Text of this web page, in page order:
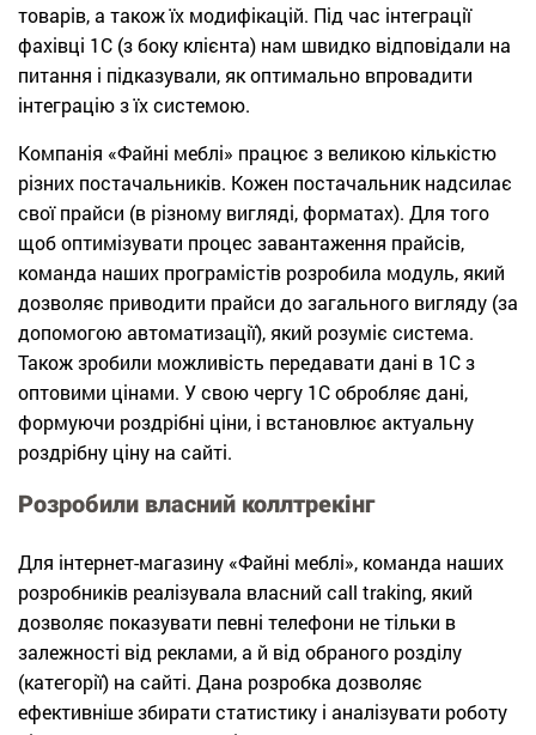
товарів, а також їх модифікацій. Під час інтеграції
фахівці 1С (з боку клієнта) нам швидко відповідали на
питання і підказували, як оптимально впровадити
інтеграцію з їх системою.
Компанія «Файні меблі» працює з великою кількістю
різних постачальників. Кожен постачальник надсилає
свої прайси (в різному вигляді, форматах). Для того
щоб оптимізувати процес завантаження прайсів,
команда наших програмістів розробила модуль, який
дозволяє приводити прайси до загального вигляду (за
допомогою автоматизації), який розуміє система.
Також зробили можливість передавати дані в 1С з
оптовими цінами. У свою чергу 1С обробляє дані,
формуючи роздрібні ціни, і встановлює актуальну
роздрібну ціну на сайті.
Розробили власний коллтрекінг
Для інтернет-магазину «Файні меблі», команда наших
розробників реалізувала власний call traking, який
дозволяє показувати певні телефони не тільки в
залежності від реклами, а й від обраного розділу
(категорії) на сайті. Дана розробка дозволяє
ефективніше збирати статистику і аналізувати роботу